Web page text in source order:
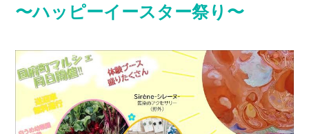
〜ハッピーイースター祭り〜